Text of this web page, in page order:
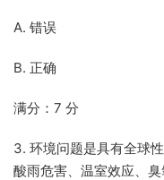
A. 错误
B. 正确
满分：7 分
3. 环境问题是具有全球
酸雨危害、温室效应、